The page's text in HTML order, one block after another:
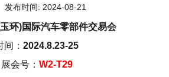
发布时间: 2024-08-21
环)国际汽车零部件交易会
间： 2024.8.23-25
展会号： W2-T29